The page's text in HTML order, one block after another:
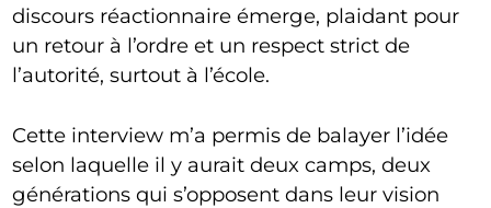
discours réactionnaire émerge, plaidant pour
un retour à l’ordre et un respect strict de
l’autorité, surtout à l’école.
Cette interview m’a permis de balayer l’idée
selon laquelle il y aurait deux camps, deux
générations qui s’opposent dans leur vision